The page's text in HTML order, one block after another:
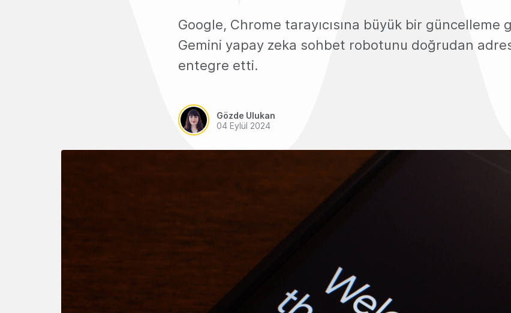
Google, Chrome tarayıcısına büyük bir güncelleme
Gemini yapay zeka sohbet robotunu doğrudan
entegre etti.
Gözde Ulukan
04 Eylül 2024